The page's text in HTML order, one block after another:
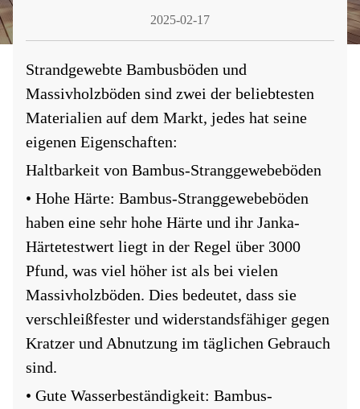
2025-02-17
Strandgewebte Bambusböden und
Massivholzböden sind zwei der beliebtesten
Materialien auf dem Markt, jedes hat seine
eigenen Eigenschaften:
Haltbarkeit von Bambus-Stranggewebeböden
• Hohe Härte: Bambus-Stranggewebeböden
haben eine sehr hohe Härte und ihr Janka-
Härtetestwert liegt in der Regel über 3000
Pfund, was viel höher ist als bei vielen
Massivholzböden. Dies bedeutet, dass sie
verschleißfester und widerstandsfähiger gegen
Kratzer und Abnutzung im täglichen Gebrauch
sind.
• Gute Wasserbeständigkeit: Bambus-